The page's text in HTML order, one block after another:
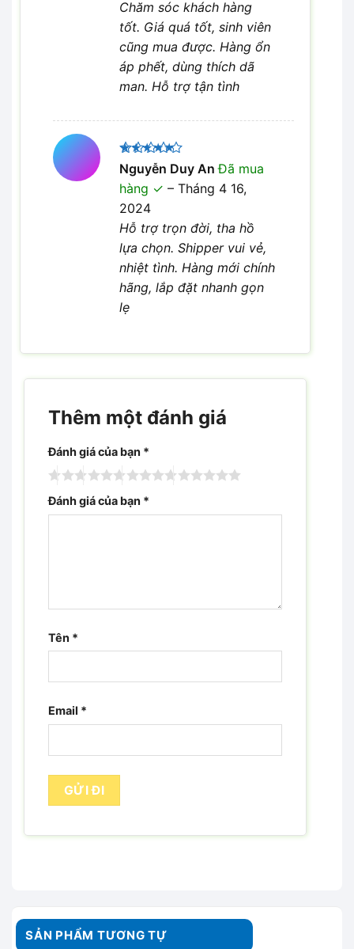
Chăm sóc khách hàng
tốt. Giá quá tốt, sinh viên
cũng mua được. Hàng ổn
áp phết, dùng thích dã
man. Hỗ trợ tận tình
Được xếp
hạng 5
sao
Nguyễn Duy AnĐã mua
hàng
– Tháng 4 16,
2024
Hỗ trợ trọn đời, tha hồ
lựa chọn. Shipper vui vẻ,
nhiệt tình. Hàng mới chính
hãng, lắp đặt nhanh gọn
lẹ
Thêm một đánh giá
Đánh giá của bạn *
Đánh giá của bạn *
Tên *
Email *
SẢN PHẨM TƯƠNG TỰ